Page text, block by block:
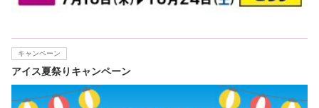
キャンペーン
アイス夏祭りキャンペーン